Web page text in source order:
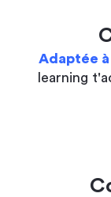
Adaptée
learning